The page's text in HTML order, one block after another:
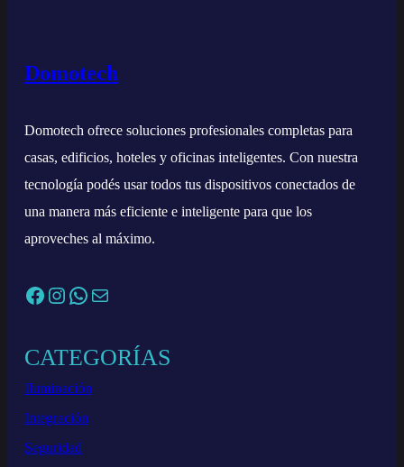
Domotech
Domotech ofrece soluciones profesionales completas para
casas, edificios, hoteles y oficinas inteligentes. Con nuestra
tecnología podés usar todos tus dispositivos conectados de
una manera más eficiente e inteligente para que los
aproveches al máximo.
Facebook Instagram WhatsApp Correo electrónico
CATEGORÍAS
Iluminación
Integración
Seguridad